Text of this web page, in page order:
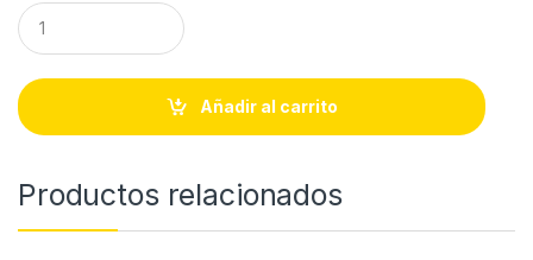
Q
u
a
t
i
Añadir al carrito
Productos relacionados